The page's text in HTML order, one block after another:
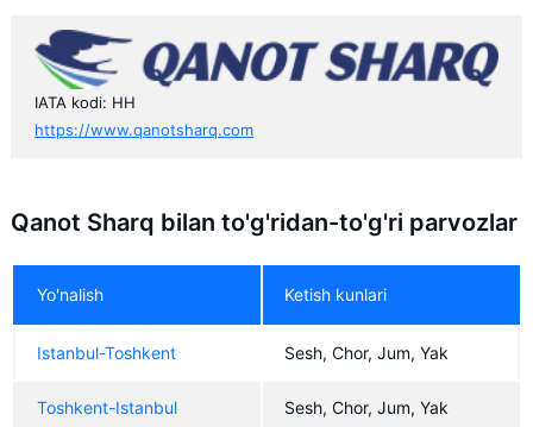
IATA kodi: HH
https://www.qanotsharq.com
Qanot Sharq bilan to'g'ridan-to'g'ri parvozlar
Yo'nalish Ketish kunlari
Istanbul-Toshkent Sesh, Chor, Jum, Yak
Toshkent-Istanbul Sesh, Chor, Jum, Yak